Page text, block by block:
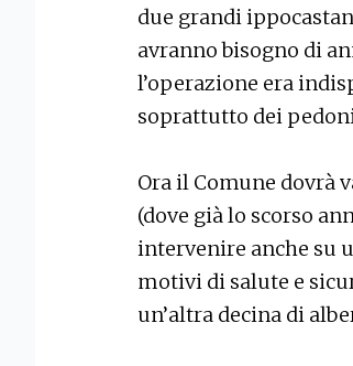
due grandi
avranno bisogno di
l’operazione era
soprattutto dei
Ora il Comune dovrà
(dove già lo scorso
intervenire anche su
motivi di salute e
un’altra decina di